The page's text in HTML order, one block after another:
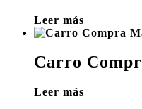
Leer más
Carro
Leer más